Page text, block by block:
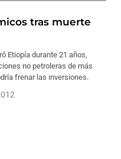
tras muerte
Etiopía durante 21 años,
no petroleras de más
frenar las inversiones.